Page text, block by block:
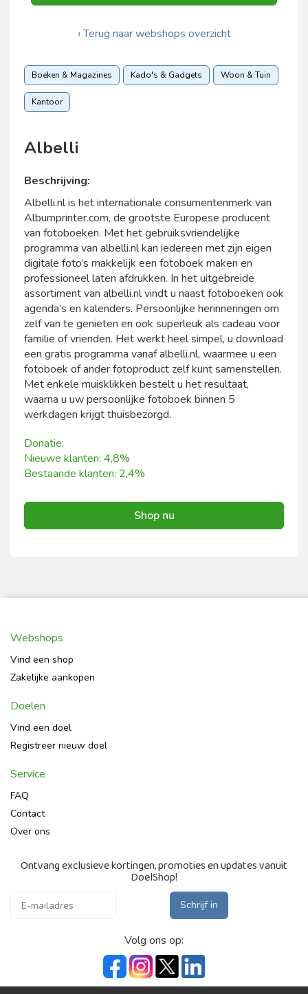
‹ Terug naar webshops overzicht
Boeken & Magazines Kado's & Gadgets Woon & Tuin
Kantoor
Albelli
Beschrijving:
Albelli.nl is het internationale consumentenmerk van
Albumprinter.com, de grootste Europese producent
van fotoboeken. Met het gebruiksvriendelijke
programma van albelli.nl kan iedereen met zijn eigen
digitale foto’s makkelijk een fotoboek maken en
professioneel laten afdrukken. In het uitgebreide
assortiment van albelli.nl vindt u naast fotoboeken ook
agenda’s en kalenders. Persoonlijke herinneringen om
zelf van te genieten en ook superleuk als cadeau voor
familie of vrienden. Het werkt heel simpel, u download
een gratis programma vanaf albelli.nl, waarmee u een
fotoboek of ander fotoproduct zelf kunt samenstellen.
Met enkele muisklikken bestelt u het resultaat,
waarna u uw persoonlijke fotoboek binnen 5
werkdagen krijgt thuisbezorgd.
Donatie:
Nieuwe klanten: 4,8%
Bestaande klanten: 2,4%
Shop nu
Webshops
Vind een shop
Zakelijke aankopen
Doelen
Vind een doel
Registreer nieuw doel
Service
FAQ
Contact
Over ons
Ontvang exclusieve kortingen, promoties en updates vanuit
DoelShop!
Schrijf in
Volg ons op: